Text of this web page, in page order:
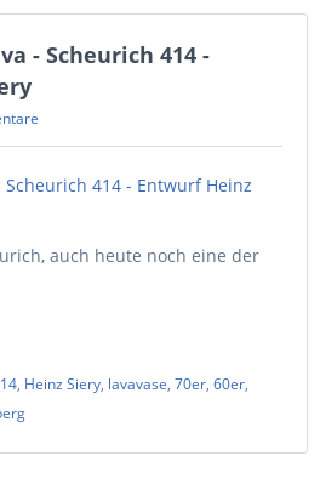
- Scheurich 414 -
auch heute noch eine der
, Heinz Siery, lavavase, 70er, 60er,